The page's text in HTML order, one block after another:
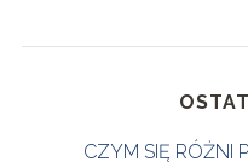
CZYM SIĘ RÓŻNI